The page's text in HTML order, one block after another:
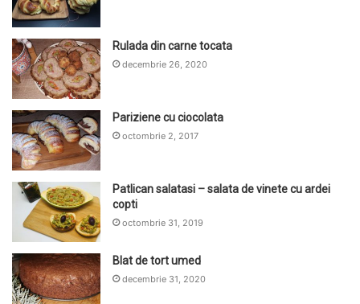
Rulada din carne tocata
decembrie 26, 2020
Pariziene cu ciocolata
octombrie 2, 2017
Patlican salatasi – salata de vinete cu ardei
copti
octombrie 31, 2019
Blat de tort umed
decembrie 31, 2020